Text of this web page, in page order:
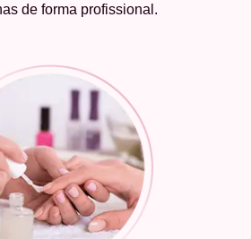
de forma profissional.